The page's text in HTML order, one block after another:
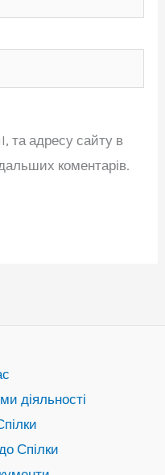
та адресу сайту в
коментарів.
діяльності
Спілки